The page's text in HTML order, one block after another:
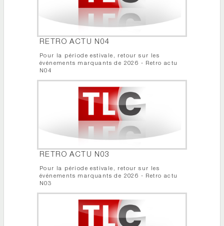
RETRO ACTU N04
Pour la période estivale, retour sur les
événements marquants de 2026 - Retro actu
N04
RETRO ACTU N03
Pour la période estivale, retour sur les
événements marquants de 2026 - Retro actu
N03